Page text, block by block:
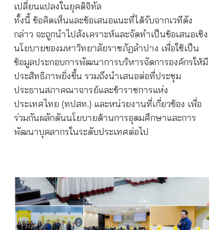
เปลี่ยนแปลงในยุคดิจิทัล
ทั้งนี้ ข้อคิดเห็นและข้อเสนอแนะที่ได้รับจากเวทีดัง
กล่าว จะถูกนำไปสังเคราะห์และจัดทำเป็นข้อเสนอเชิง
นโยบายของมหาวิทยาลัยราชภัฏลำปาง เพื่อใช้เป็น
ข้อมูลประกอบการพัฒนาการบริหารจัดการองค์กรให้มี
ประสิทธิภาพยิ่งขึ้น รวมถึงนำเสนอต่อที่ประชุม
ประธานสภาคณาจารย์และข้าราชการแห่ง
ประเทศไทย (ทปสท.) และหน่วยงานที่เกี่ยวข้อง เพื่อ
ร่วมกันผลักดันนโยบายด้านการอุดมศึกษาและการ
พัฒนาบุคลากรในระดับประเทศต่อไป